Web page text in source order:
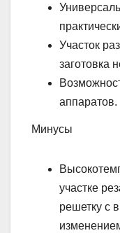
Участок
заготовка
аппаратов.
Минусы
участке
решетку с